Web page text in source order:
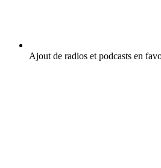
Ajout de radios et podcasts en